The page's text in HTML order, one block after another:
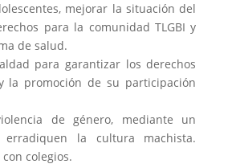
mejorar la situación del
para la comunidad TLGBI y
de salud.
para garantizar los derechos
la promoción de su participación
de género, mediante un
erradiquen la cultura machista.
colegios.